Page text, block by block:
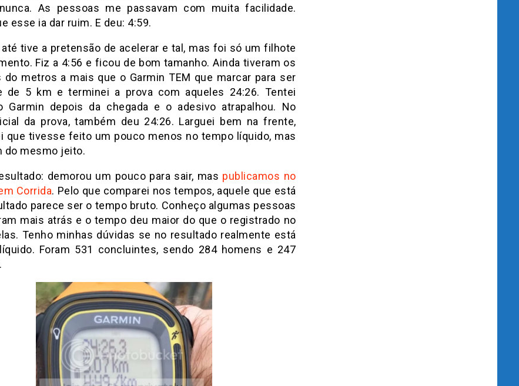
As pessoas me passavam com muita facilidade.
esse ia dar ruim. E deu: 4:59.
até tive a pretensão de acelerar e tal, mas foi só um filhote
Fiz a 4:56 e ficou de bom tamanho. Ainda tiveram os
do metros a mais que o Garmin TEM que marcar para ser
de 5 km e terminei a prova com aqueles 24:26. Tentei
Garmin depois da chegada e o adesivo atrapalhou. No
da prova, também deu 24:26. Larguei bem na frente,
que tivesse feito um pouco menos no tempo líquido, mas
do mesmo jeito.
demorou um pouco para sair, mas publicamos no
Corrida. Pelo que comparei nos tempos, aquele que está
parece ser o tempo bruto. Conheço algumas pessoas
mais atrás e o tempo deu maior do que o registrado no
Tenho minhas dúvidas se no resultado realmente está
Foram 531 concluintes, sendo 284 homens e 247